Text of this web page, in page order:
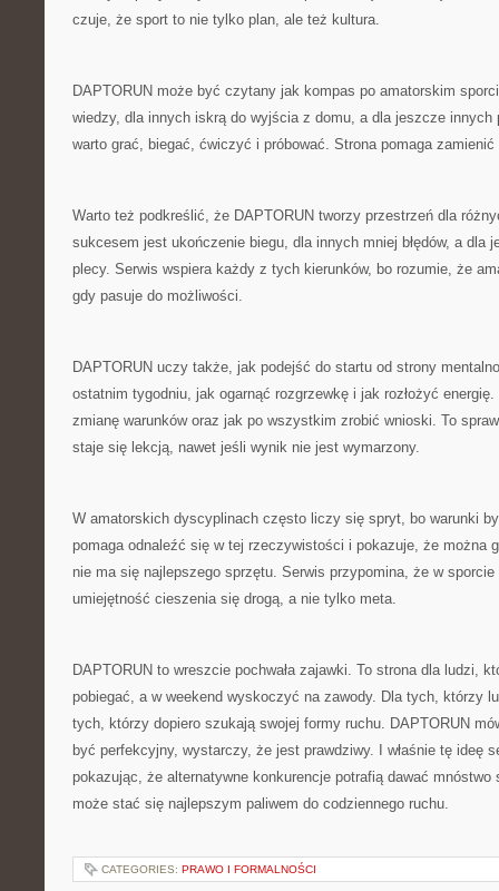
czuje, że sport to nie tylko plan, ale też kultura.
DAPTORUN może być czytany jak kompas po amatorskim
wiedzy, dla innych iskrą do wyjścia z domu, a dla jeszcze innych
warto grać, biegać, ćwiczyć i próbować. Strona pomaga zamienić
Warto też podkreślić, że DAPTORUN tworzy przestrzeń dla
sukcesem jest ukończenie biegu, dla innych mniej błędów, a dla
plecy. Serwis wspiera każdy z tych kierunków, bo rozumie, że
gdy pasuje do możliwości.
DAPTORUN uczy także, jak podejść do startu od strony
ostatnim tygodniu, jak ogarnąć rozgrzewkę i jak rozłożyć
zmianę warunków oraz jak po wszystkim zrobić wnioski. To
staje się lekcją, nawet jeśli wynik nie jest wymarzony.
W amatorskich dyscyplinach często liczy się spryt, bo warunki
pomaga odnaleźć się w tej rzeczywistości i pokazuje, że można
nie ma się najlepszego sprzętu. Serwis przypomina, że w
umiejętność cieszenia się drogą, a nie tylko meta.
DAPTORUN to wreszcie pochwała zajawki. To strona dla ludzi,
pobiegać, a w weekend wyskoczyć na zawody. Dla tych, którzy
tych, którzy dopiero szukają swojej formy ruchu. DAPTORUN
być perfekcyjny, wystarczy, że jest prawdziwy. I właśnie tę ideę
pokazując, że alternatywne konkurencje potrafią dawać
może stać się najlepszym paliwem do codziennego ruchu.
CATEGORIES: PRAWO I FORMALNOŚCI